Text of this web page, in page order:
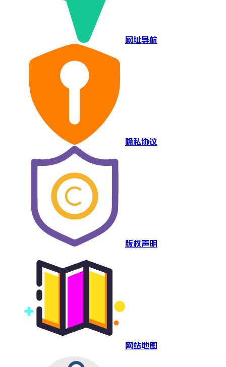
网址导航
隐私协议
版权声明
网站地图